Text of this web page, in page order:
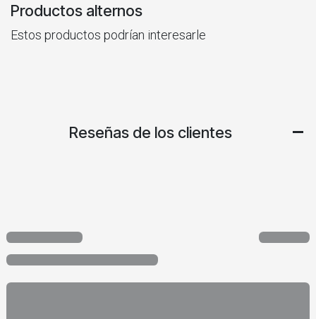
Productos alternos
Estos productos podrían interesarle
Reseñas de los clientes